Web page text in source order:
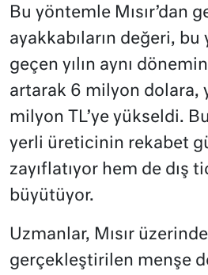
Bu yöntemle Mısır’dan
ayakkabıların değeri, bu
geçen yılın aynı
artarak 6 milyon dolara,
milyon TL’ye yükseldi.
yerli üreticinin rekabet
zayıflatıyor hem de dış
büyütüyor.
Uzmanlar, Mısır
gerçekleştirilen menşe